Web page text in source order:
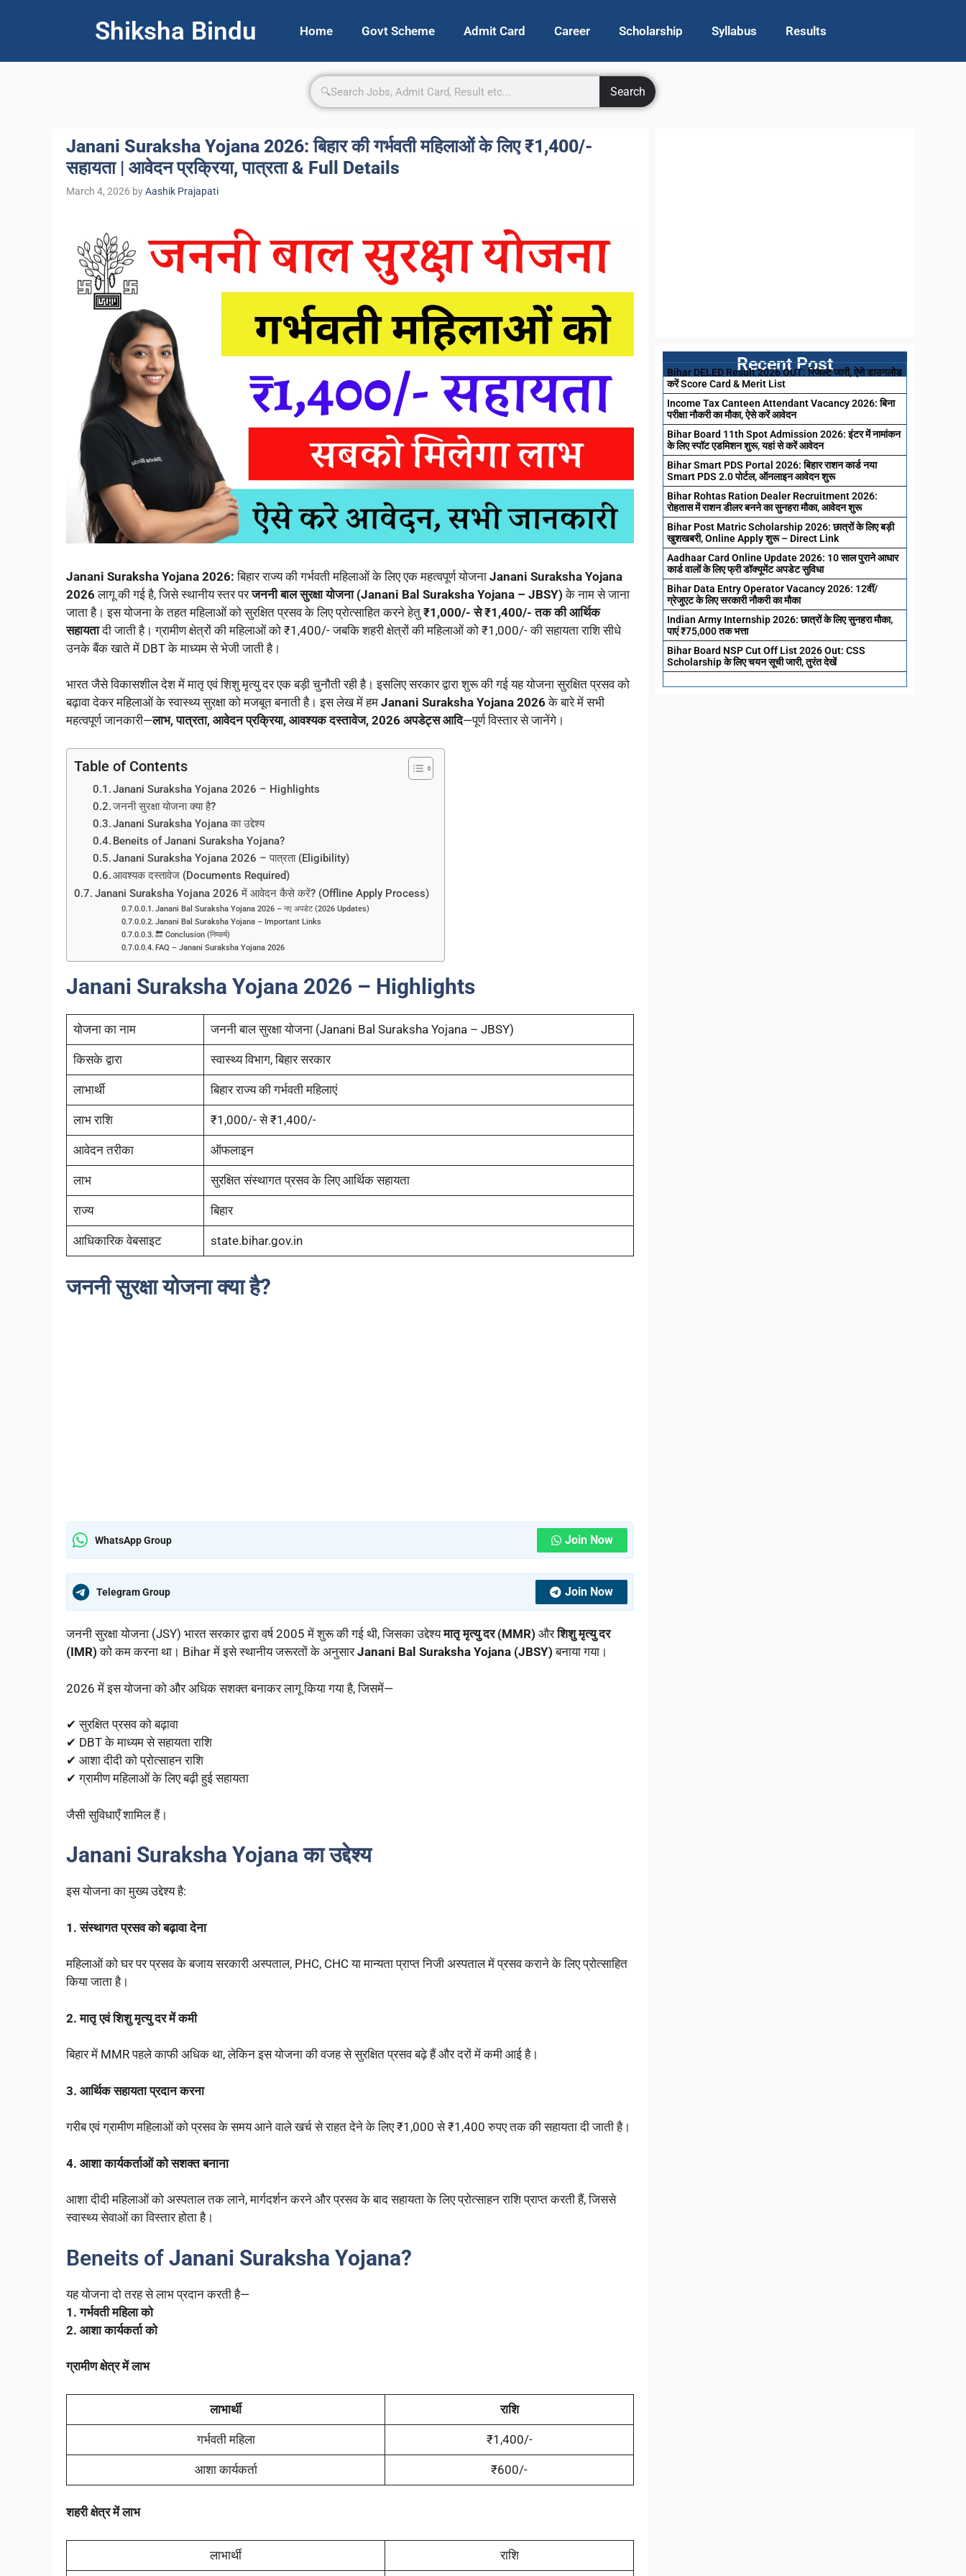
Shiksha Bindu Home Govt Scheme Admit Card Career Scholarship Syllabus Results
Search
Janani Suraksha Yojana 2026: बिहार की गर्भवती महिलाओं के लिए ₹1,400/-
सहायता | आवेदन प्रक्रिया, पात्रता & Full Details
March 4, 2026 byAashik Prajapati
Janani Suraksha Yojana 2026: बिहार राज्य की गर्भवती महिलाओं के लिए एक महत्वपूर्ण योजना Janani Suraksha Yojana
2026लागू की गई है, जिसे स्थानीय स्तर परजननी बाल सुरक्षा योजना (Janani Bal Suraksha Yojana – JBSY) के नाम से जाना
जाता है। इस योजना के तहत महिलाओं को सुरक्षित प्रसव के लिए प्रोत्साहित करने हेतु ₹1,000/- से ₹1,400/- तक की आर्थिक
सहायतादी जाती है। ग्रामीण क्षेत्रों की महिलाओं को ₹1,400/- जबकि शहरी क्षेत्रों की महिलाओं को ₹1,000/- की सहायता राशि सीधे
उनके बैंक खाते में DBT के माध्यम से भेजी जाती है।
भारत जैसे विकासशील देश में मातृ एवं शिशु मृत्यु दर एक बड़ी चुनौती रही है। इसलिए सरकार द्वारा शुरू की गई यह योजना सुरक्षित प्रसव को
बढ़ावा देकर महिलाओं के स्वास्थ्य सुरक्षा को मजबूत बनाती है। इस लेख में हम Janani Suraksha Yojana 2026के बारे में सभी
महत्वपूर्ण जानकारी—लाभ, पात्रता, आवेदन प्रक्रिया, आवश्यक दस्तावेज, 2026 अपडेट्स आदि—पूर्ण विस्तार से जानेंगे।
Table of Contents
Janani Suraksha Yojana 2026 – Highlights
जननी सुरक्षा योजना क्या है?
Janani Suraksha Yojana का उद्देश्य
Beneits of Janani Suraksha Yojana?
Janani Suraksha Yojana 2026 – पात्रता (Eligibility)
आवश्यक दस्तावेज (Documents Required)
Janani Suraksha Yojana 2026 में आवेदन कैसे करें? (Offline Apply Process)
Janani Bal Suraksha Yojana 2026 – नए अपडेट (2026 Updates)
Janani Bal Suraksha Yojana – Important Links
🔚 Conclusion (निष्कर्ष)
FAQ – Janani Suraksha Yojana 2026
Janani Suraksha Yojana 2026 – Highlights
योजना का नाम जननी बाल सुरक्षा योजना (Janani Bal Suraksha Yojana – JBSY)
किसके द्वारा स्वास्थ्य विभाग, बिहार सरकार
लाभार्थी बिहार राज्य की गर्भवती महिलाएं
लाभ राशि ₹1,000/- से ₹1,400/-
आवेदन तरीका ऑफलाइन
लाभ सुरक्षित संस्थागत प्रसव के लिए आर्थिक सहायता
राज्य बिहार
आधिकारिक वेबसाइट state.bihar.gov.in
जननी सुरक्षा योजना क्या है?
WhatsApp Group Join Now
Telegram Group Join Now
जननी सुरक्षा योजना (JSY) भारत सरकार द्वारा वर्ष 2005 में शुरू की गई थी, जिसका उद्देश्यमातृ मृत्यु दर (MMR) औरशिशु मृत्यु दर
(IMR) को कम करना था। Bihar में इसे स्थानीय जरूरतों के अनुसारJanani Bal Suraksha Yojana (JBSY) बनाया गया।
2026 में इस योजना को और अधिक सशक्त बनाकर लागू किया गया है, जिसमें—
✔ सुरक्षित प्रसव को बढ़ावा
✔ DBT के माध्यम से सहायता राशि
✔ आशा दीदी को प्रोत्साहन राशि
✔ ग्रामीण महिलाओं के लिए बढ़ी हुई सहायता
जैसी सुविधाएँ शामिल हैं।
Janani Suraksha Yojana का उद्देश्य
इस योजना का मुख्य उद्देश्य है:
1. संस्थागत प्रसव को बढ़ावा देना
महिलाओं को घर पर प्रसव के बजाय सरकारी अस्पताल, PHC, CHC या मान्यता प्राप्त निजी अस्पताल में प्रसव कराने के लिए प्रोत्साहित
किया जाता है।
2. मातृ एवं शिशु मृत्यु दर में कमी
बिहार में MMR पहले काफी अधिक था, लेकिन इस योजना की वजह से सुरक्षित प्रसव बढ़े हैं और दरों में कमी आई है।
3. आर्थिक सहायता प्रदान करना
गरीब एवं ग्रामीण महिलाओं को प्रसव के समय आने वाले खर्च से राहत देने के लिए ₹1,000 से ₹1,400 रुपए तक की सहायता दी जाती है।
4. आशा कार्यकर्ताओं को सशक्त बनाना
आशा दीदी महिलाओं को अस्पताल तक लाने, मार्गदर्शन करने और प्रसव के बाद सहायता के लिए प्रोत्साहन राशि प्राप्त करती हैं, जिससे
स्वास्थ्य सेवाओं का विस्तार होता है।
Beneits of Janani Suraksha Yojana?
यह योजना दो तरह से लाभ प्रदान करती है—
1. गर्भवती महिला को
2. आशा कार्यकर्ता को
ग्रामीण क्षेत्र में लाभ
लाभार्थी राशि
गर्भवती महिला ₹1,400/-
आशा कार्यकर्ता ₹600/-
शहरी क्षेत्र में लाभ
लाभार्थी राशि
Recent Post
Bihar DELED Result 2026 OUT: रिजल्ट जारी, ऐसे डाउनलोड
करें Score Card & Merit List
Income Tax Canteen Attendant Vacancy 2026: बिना
परीक्षा नौकरी का मौका, ऐसे करें आवेदन
Bihar Board 11th Spot Admission 2026: इंटर में नामांकन
के लिए स्पॉट एडमिशन शुरू, यहां से करें आवेदन
Bihar Smart PDS Portal 2026: बिहार राशन कार्ड नया
Smart PDS 2.0 पोर्टल, ऑनलाइन आवेदन शुरू
Bihar Rohtas Ration Dealer Recruitment 2026:
रोहतास में राशन डीलर बनने का सुनहरा मौका, आवेदन शुरू
Bihar Post Matric Scholarship 2026: छात्रों के लिए बड़ी
खुशखबरी, Online Apply शुरू – Direct Link
Aadhaar Card Online Update 2026: 10 साल पुराने आधार
कार्ड वालों के लिए फ्री डॉक्यूमेंट अपडेट सुविधा
Bihar Data Entry Operator Vacancy 2026: 12वीं/
ग्रेजुएट के लिए सरकारी नौकरी का मौका
Indian Army Internship 2026: छात्रों के लिए सुनहरा मौका,
पाएं ₹75,000 तक भत्ता
Bihar Board NSP Cut Off List 2026 Out: CSS
Scholarship के लिए चयन सूची जारी, तुरंत देखें